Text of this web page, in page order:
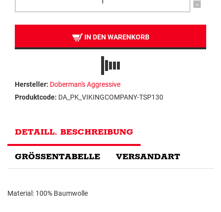
-
IN DEN WARENKORB
Hersteller: Doberman's Aggressive
Produktcode: DA_PK_VIKINGCOMPANY-TSP130
DETAILL. BESCHREIBUNG
GRÖSSENTABELLE VERSANDART
Material: 100% Baumwolle